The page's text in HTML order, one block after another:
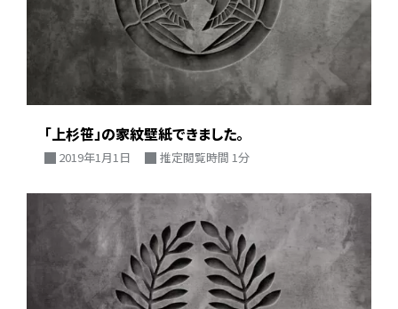
「上杉笹」の家紋壁紙できました。
2019年1月1日 推定閲覧時間 1分